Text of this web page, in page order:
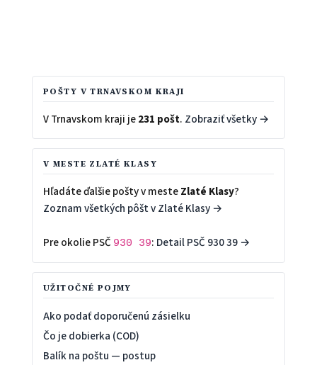
POŠTY V TRNAVSKOM KRAJI
V Trnavskom kraji je231 pošt. Zobraziť všetky →
V MESTE ZLATÉ KLASY
Hľadáte ďalšie pošty v mesteZlaté Klasy?
Zoznam všetkých pôšt v Zlaté Klasy →
Pre okolie PSČ 930 39: Detail PSČ 930 39 →
UŽITOČNÉ POJMY
Ako podať doporučenú zásielku
Čo je dobierka (COD)
Balík na poštu — postup